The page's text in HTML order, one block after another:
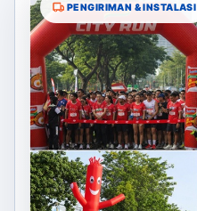
PENGIRIMAN & INSTALASI